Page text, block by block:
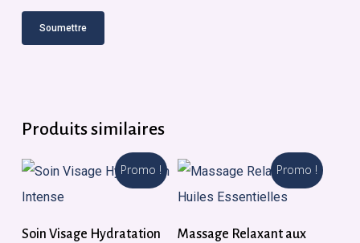
Produits similaires
Promo !
Ajouter Au Panier
Soin Visage Hydratation
Promo !
Ajouter Au Panier
Massage Relaxant aux